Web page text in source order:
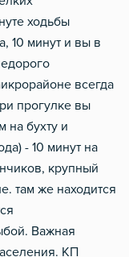
ходьбы
10 минут и вы в
всегда
прогулке вы
на бухту и
- 10 минут на
крупный
там же находится
Важная
КП